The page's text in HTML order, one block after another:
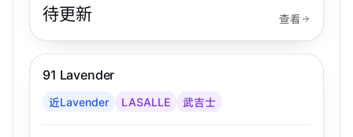
待更新
查看
91 Lavender
近Lavender LASALLE 武吉士